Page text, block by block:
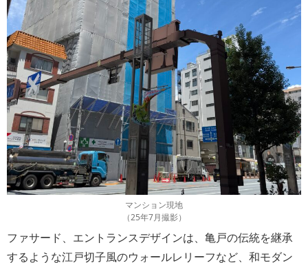
マンション現地
（25年7月撮影）
ファサード、エントランスデザインは、亀戸の伝統を継承
するような江戸切子風のウォールレリーフなど、和モダン